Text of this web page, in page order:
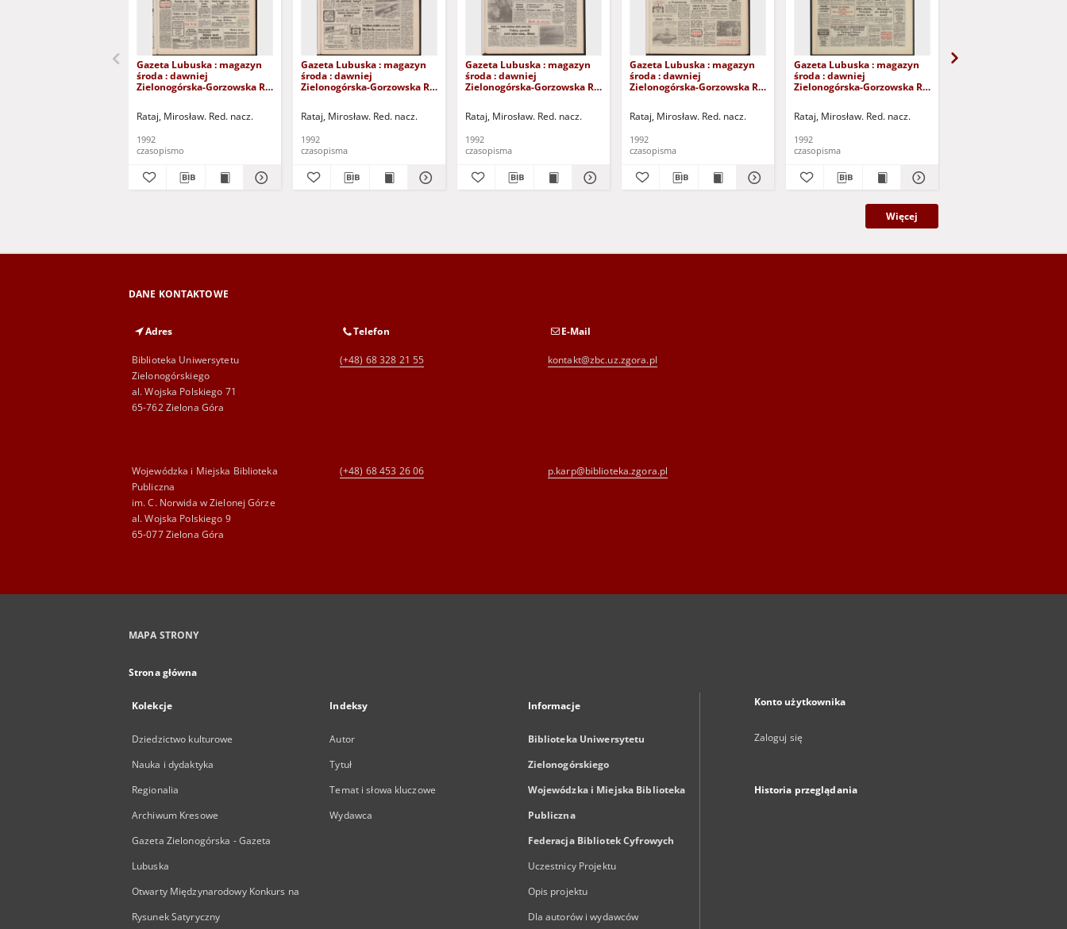
Gazeta Lubuska : magazyn
środa : dawniej
Zielonogórska-Gorzowska R.
Rataj, Mirosław. Red. nacz.
1992
czasopismo
Gazeta Lubuska : magazyn
środa : dawniej
Zielonogórska-Gorzowska R.
Rataj, Mirosław. Red. nacz.
1992
czasopisma
Gazeta Lubuska : magazyn
środa : dawniej
Zielonogórska-Gorzowska R.
Rataj, Mirosław. Red. nacz.
1992
czasopisma
Gazeta Lubuska : magazyn
środa : dawniej
Zielonogórska-Gorzowska R.
Rataj, Mirosław. Red. nacz.
1992
czasopisma
Gazeta Lubuska : magazyn
środa : dawniej
Zielonogórska-Gorzowska R.
Rataj, Mirosław. Red. nacz.
1992
czasopisma
Więcej
DANE KONTAKTOWE
Adres
Biblioteka Uniwersytetu
Zielonogórskiego
al. Wojska Polskiego 71
65-762 Zielona Góra
Telefon
(+48) 68 328 21 55
E-Mail
kontakt@zbc.uz.zgora.pl
Wojewódzka i Miejska Biblioteka
Publiczna
im. C. Norwida w Zielonej Górze
al. Wojska Polskiego 9
65-077 Zielona Góra
(+48) 68 453 26 06 p.karp@biblioteka.zgora.pl
MAPA STRONY
Strona główna
Kolekcje
Dziedzictwo kulturowe
Nauka i dydaktyka
Regionalia
Archiwum Kresowe
Gazeta Zielonogórska - Gazeta
Lubuska
Otwarty Międzynarodowy Konkurs na
Rysunek Satyryczny
Indeksy
Autor
Tytuł
Temat i słowa kluczowe
Wydawca
Informacje
Biblioteka Uniwersytetu
Zielonogórskiego
Wojewódzka i Miejska Biblioteka
Publiczna
Federacja Bibliotek Cyfrowych
Uczestnicy Projektu
Opis projektu
Dla autorów i wydawców
Konto użytkownika
Zaloguj się
Historia przeglądania